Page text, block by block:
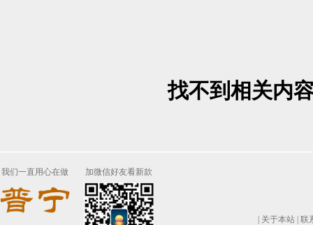
找不到相关内
关于本站 联
我们一直用心在做 加微信好友看新款